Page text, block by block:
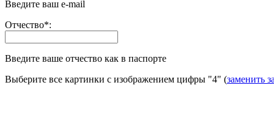
Введите ваш e-mail
Отчество*:
Введите ваше отчество как в паспорте
Выберите все картинки с изображением цифры "4" (заменить